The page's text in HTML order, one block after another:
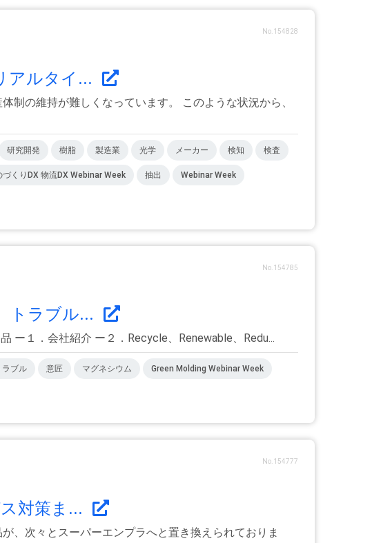
No.154828
アルタイ...
制の維持が難しくなっています。 このような状況から、
研究開発 樹脂 製造業 光学 メーカー 検知 検査
づくりDX 物流DX Webinar Week 抽出 Webinar Week
No.154785
トラブル...
ー１．会社紹介 ー２．Recycle、Renewable、Redu...
ラブル 意匠 マグネシウム Green Molding Webinar Week
No.154777
対策ま...
、次々とスーパーエンプラへと置き換えられておりま